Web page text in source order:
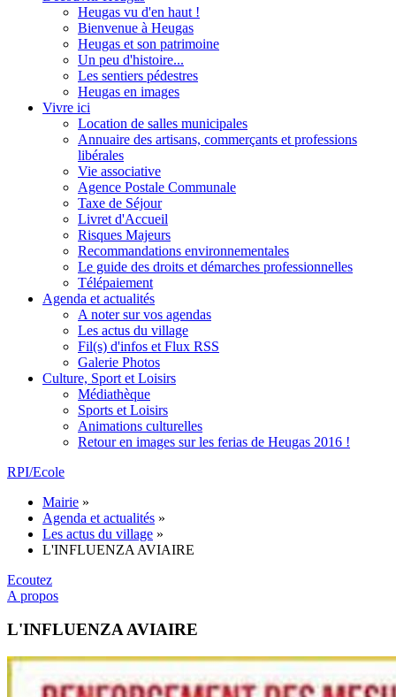
Heugas vu d'en haut !
Bienvenue à Heugas
Heugas et son patrimoine
Un peu d'histoire...
Les sentiers pédestres
Heugas en images
Vivre ici
Location de salles municipales
Annuaire des artisans, commerçants et professions
libérales
Vie associative
Agence Postale Communale
Taxe de Séjour
Livret d'Accueil
Risques Majeurs
Recommandations environnementales
Le guide des droits et démarches professionnelles
Télépaiement
Agenda et actualités
A noter sur vos agendas
Les actus du village
Fil(s) d'infos et Flux RSS
Galerie Photos
Culture, Sport et Loisirs
Médiathèque
Sports et Loisirs
Animations culturelles
Retour en images sur les ferias de Heugas 2016 !
RPI/Ecole
Mairie »
Agenda et actualités »
Les actus du village »
L'INFLUENZA AVIAIRE
Ecoutez
A propos
L'INFLUENZA AVIAIRE